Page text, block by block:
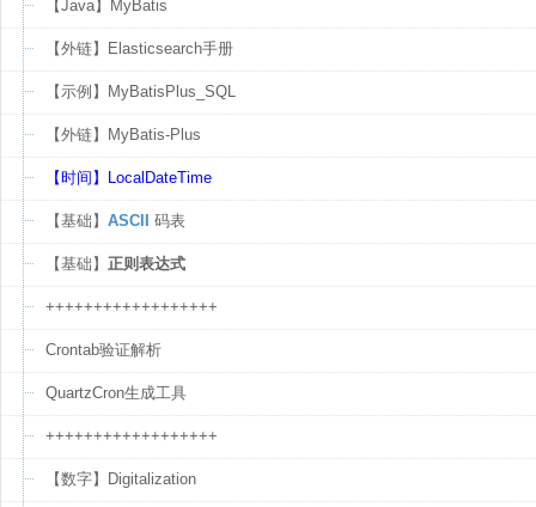
【Java】MyBatis
【外链】Elasticsearch手册
【示例】MyBatisPlus_SQL
【外链】MyBatis-Plus
【时间】LocalDateTime
【基础】 ASCII 码表
【基础】 正则表达式
++++++++++++++++++
Crontab验证解析
QuartzCron生成工具
++++++++++++++++++
【数字】Digitalization